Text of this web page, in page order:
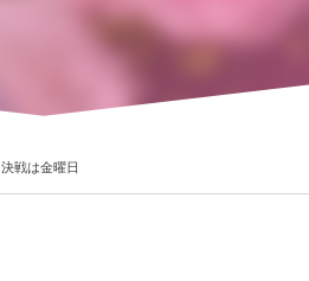
決戦は金曜日